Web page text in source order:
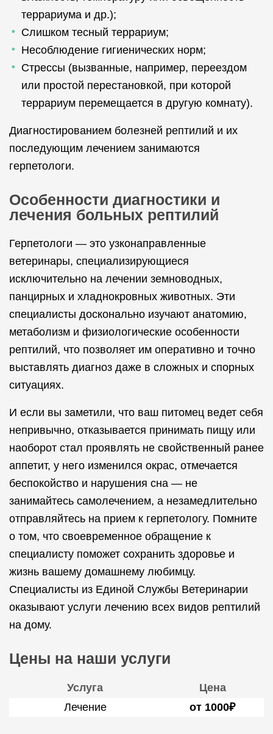
террариума и др.);
Слишком тесный террариум;
Несоблюдение гигиенических норм;
Стрессы (вызванные, например, переездом
или простой перестановкой, при которой
террариум перемещается в другую комнату).
Диагностированием болезней рептилий и их
последующим лечением занимаются
герпетологи.
Особенности диагностики и
лечения больных рептилий
Герпетологи — это узконаправленные
ветеринары, специализирующиеся
исключительно на лечении земноводных,
панцирных и хладнокровных животных. Эти
специалисты досконально изучают анатомию,
метаболизм и физиологические особенности
рептилий, что позволяет им оперативно и точно
выставлять диагноз даже в сложных и спорных
ситуациях.
И если вы заметили, что ваш питомец ведет себя
непривычно, отказывается принимать пищу или
наоборот стал проявлять не свойственный ранее
аппетит, у него изменился окрас, отмечается
беспокойство и нарушения сна — не
занимайтесь самолечением, а незамедлительно
отправляйтесь на прием к герпетологу. Помните
о том, что своевременное обращение к
специалисту поможет сохранить здоровье и
жизнь вашему домашнему любимцу.
Специалисты из Единой Службы Ветеринарии
оказывают услуги лечению всех видов рептилий
на дому.
Цены на наши услуги
Услуга
Цена
Лечение
от 1000₽